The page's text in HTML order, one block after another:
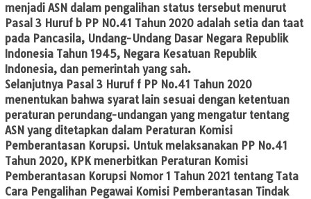
menjadi ASN dalam pengalihan status tersebut menurut
Pasal 3 Huruf b PP NO.41 Tahun 2020 adalah setia dan taat
pada Pancasila, Undang-Undang Dasar Negara Republik
Indonesia Tahun 1945, Negara Kesatuan Republik
Indonesia, dan pemerintah yang sah.
Selanjutnya Pasal 3 Huruf f PP No.41 Tahun 2020
menentukan bahwa syarat lain sesuai dengan ketentuan
peraturan perundang-undangan yang mengatur tentang
ASN yang ditetapkan dalam Peraturan Komisi
Pemberantasan Korupsi. Untuk melaksanakan PP No.41
Tahun 2020, KPK menerbitkan Peraturan Komisi
Pemberantasan Korupsi Nomor 1 Tahun 2021 tentang Tata
Cara Pengalihan Pegawai Komisi Pemberantasan Tindak